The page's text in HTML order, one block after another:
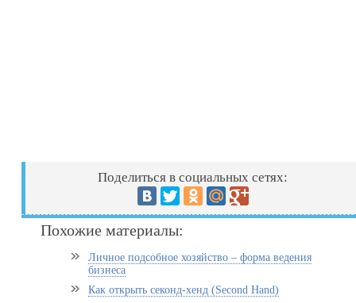
Поделиться в социальных сетях:
Похожие материалы:
Личное подсобное хозяйство – форма ведения
бизнеса
Как открыть секонд-хенд (Second Hand)